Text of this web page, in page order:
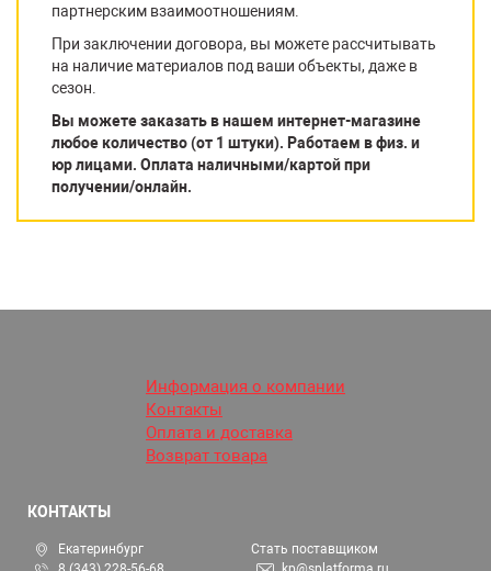
партнерским взаимоотношениям.
При заключении договора, вы можете рассчитывать
на наличие материалов под ваши объекты, даже в
сезон.
Вы можете заказать в нашем интернет-магазине
любое количество (от 1 штуки). Работаем в физ. и
юр лицами. Оплата наличными/картой при
получении/онлайн.
Информация о компании
Контакты
Оплата и доставка
Возврат товара
КОНТАКТЫ
Екатеринбург
Стать поставщиком